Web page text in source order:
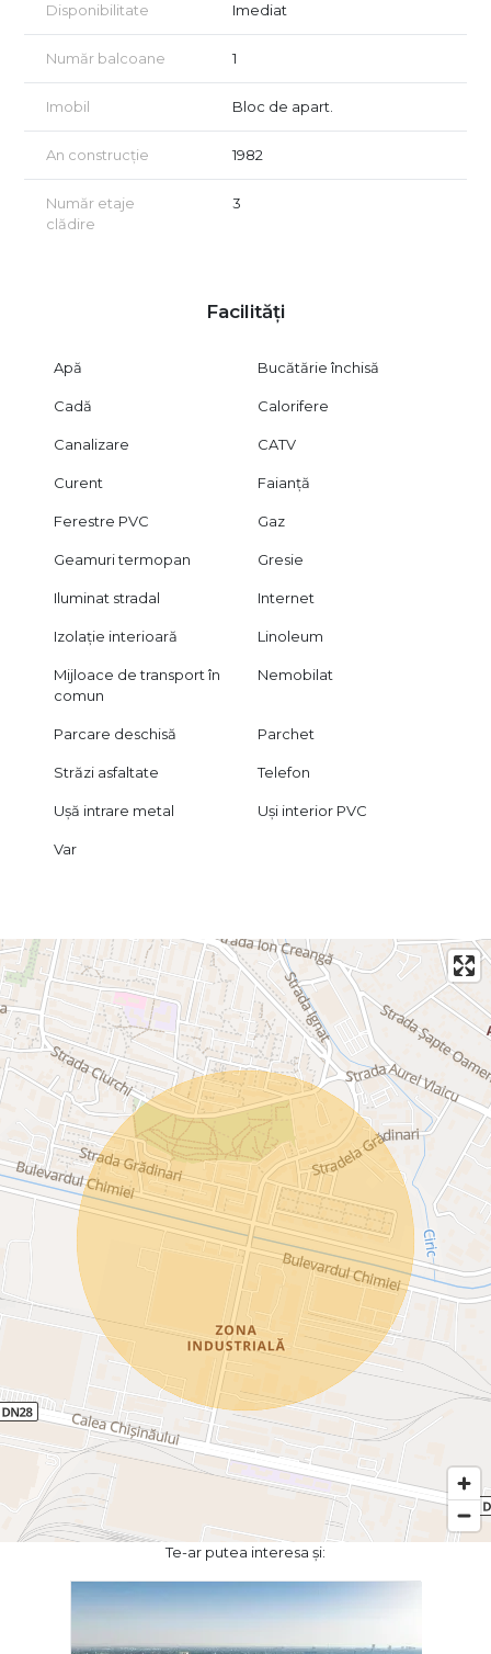
Disponibilitate Imediat
Număr balcoane 1
Imobil Bloc de apart.
An construcție 1982
Număr etaje
clădire
3
Facilități
Apă Bucătărie închisă
Cadă Calorifere
Canalizare CATV
Curent Faianță
Ferestre PVC Gaz
Geamuri termopan Gresie
Iluminat stradal Internet
Izolație interioară Linoleum
Mijloace de transport în
comun
Nemobilat
Parcare deschisă Parchet
Străzi asfaltate Telefon
Ușă intrare metal Uși interior PVC
Var
Te-ar putea interesa și: